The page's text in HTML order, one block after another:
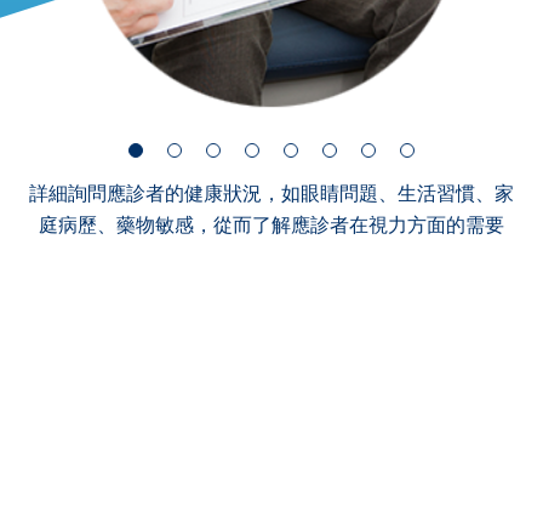
詳細詢問應診者的健康狀況，如眼睛問題、生活習慣、家
庭病歷、藥物敏感，從而了解應診者在視力方面的需要